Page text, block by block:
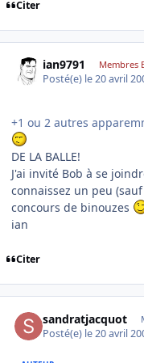
Citer
ian9791 Membres
Posté(e) le 20 avril
+1 ou 2 autres
DE LA BALLE!
J'ai invité Bob à se
connaissez un peu
concours de binouzes
ian
Citer
sandratjacquot
Posté(e) le 20 avril